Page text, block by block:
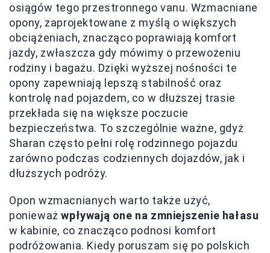
osiągów tego przestronnego vanu. Wzmacniane
opony, zaprojektowane z myślą o większych
obciążeniach, znacząco poprawiają komfort
jazdy, zwłaszcza gdy mówimy o przewożeniu
rodziny i bagażu. Dzięki wyższej nośności te
opony zapewniają lepszą stabilność oraz
kontrolę nad pojazdem, co w dłuższej trasie
przekłada się na większe poczucie
bezpieczeństwa. To szczególnie ważne, gdyż
Sharan często pełni rolę rodzinnego pojazdu
zarówno podczas codziennych dojazdów, jak i
dłuższych podróży.
Opon wzmacnianych warto także użyć,
ponieważwpływają one na zmniejszenie hałasu
w kabinie, co znacząco podnosi komfort
podróżowania. Kiedy poruszam się po polskich